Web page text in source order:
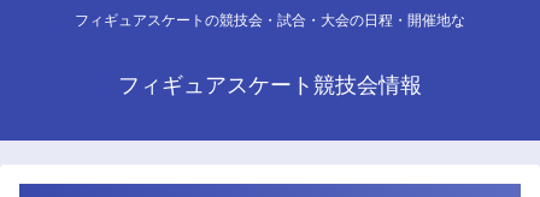
フィギュアスケートの競技会・試合・大会の日程・開催地な
フィギュアスケート競技会情報